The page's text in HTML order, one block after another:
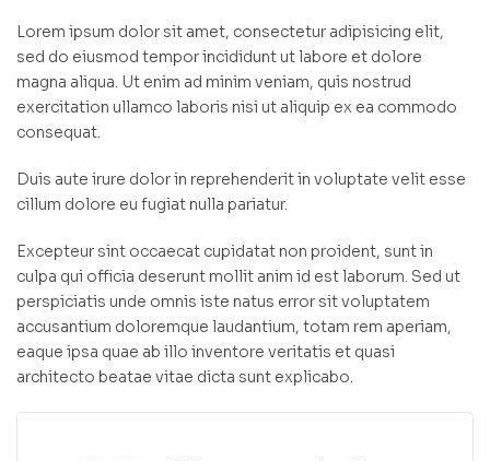
Lorem ipsum dolor sit amet, consectetur adipisicing elit,
sed do eiusmod tempor incididunt ut labore et dolore
magna aliqua. Ut enim ad minim veniam, quis nostrud
exercitation ullamco laboris nisi ut aliquip ex ea commodo
consequat.
Duis aute irure dolor in reprehenderit in voluptate velit esse
cillum dolore eu fugiat nulla pariatur.
Excepteur sint occaecat cupidatat non proident, sunt in
culpa qui officia deserunt mollit anim id est laborum. Sed ut
perspiciatis unde omnis iste natus error sit voluptatem
accusantium doloremque laudantium, totam rem aperiam,
eaque ipsa quae ab illo inventore veritatis et quasi
architecto beatae vitae dicta sunt explicabo.